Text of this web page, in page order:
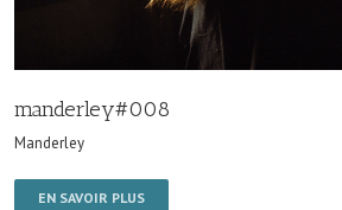
manderley#008
Manderley
EN SAVOIR PLUS